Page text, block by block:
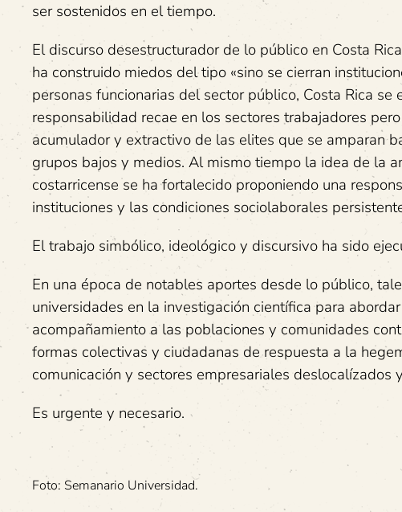
ser sostenidos en el tiempo.
El discurso desestructurador de lo público en Costa
ha construido miedos del tipo «sino se cierran
personas funcionarias del sector público, Costa Rica
responsabilidad recae en los sectores trabajadores
acumulador y extractivo de las elites que se amparan
grupos bajos y medios. Al mismo tiempo la idea de la
costarricense se ha fortalecido proponiendo una
instituciones y las condiciones sociolaborales
El trabajo simbólico, ideológico y discursivo ha sido
En una época de notables aportes desde lo público,
universidades en la investigación científica para
acompañamiento a las poblaciones y comunidades
formas colectivas y ciudadanas de respuesta a la
comunicación y sectores empresariales deslocalízados
Es urgente y necesario.
Foto: Semanario Universidad.